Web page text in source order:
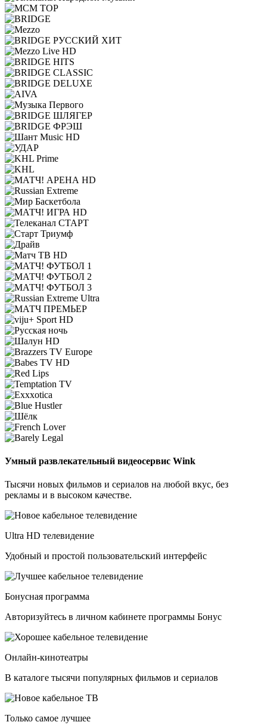
Умный развлекательный видеосервис Wink
Тысячи новых фильмов и сериалов на любой вкус, без
рекламы и в высоком качестве.
Ultra HD телевидение
Удобный и простой пользовательский интерфейс
Бонусная программа
Авторизуйтесь в личном кабинете программы Бонус
Онлайн-кинотеатры
В каталоге тысячи популярных фильмов и сериалов
Только самое лучшее